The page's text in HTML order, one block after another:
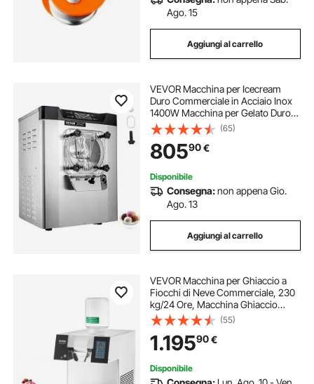
Ago. 15
Aggiungi al carrello
VEVOR Macchina per Icecream
Duro Commerciale in Acciaio Inox
1400W Macchina per Gelato Duro
Uso Commerciale 16-20 L/H,
Macchina per Icecream Velocità
3000 giri/min ca. da Ristorante
Hotel Albergo
(65)
80590€
Disponibile
Consegna:non appena Gio.
Ago. 13
Aggiungi al carrello
VEVOR Macchina per Ghiaccio a
Fiocchi di Neve Commerciale, 230
kg/24 Ore, Macchina Ghiaccio
Tritato in Acciaio Inox, Sistema di
Raffreddamento ad Aria per
Dissipazione Calore, per Panetteria,
Bar
(55)
1.19590€
Disponibile